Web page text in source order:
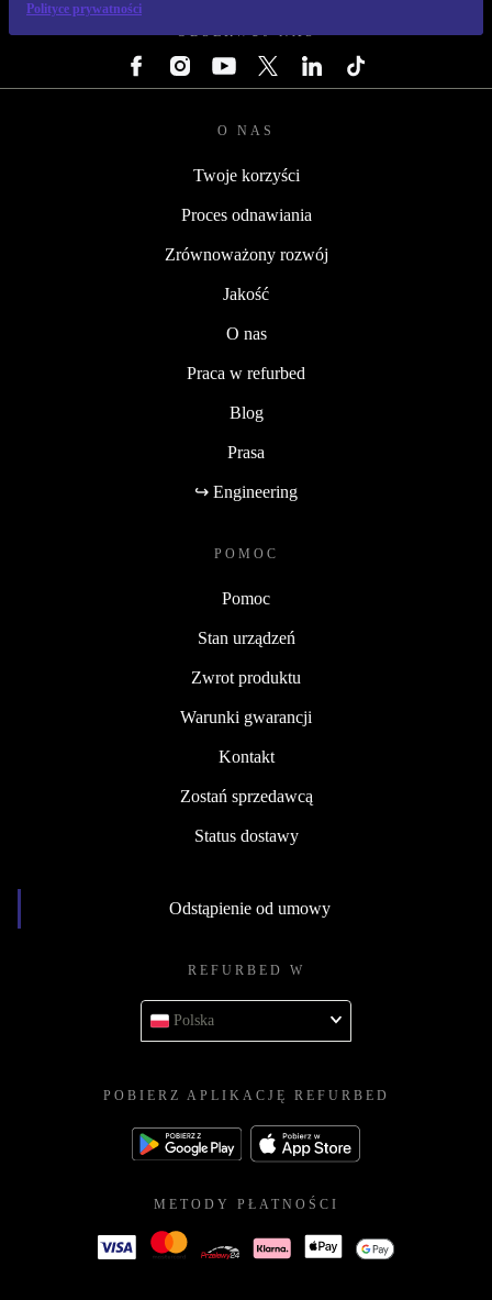
Polityce prywatności
OBSERWUJ NAS
O NAS
Twoje korzyści
Proces odnawiania
Zrównoważony rozwój
Jakość
O nas
Praca w refurbed
Blog
Prasa
↪ Engineering
POMOC
Pomoc
Stan urządzeń
Zwrot produktu
Warunki gwarancji
Kontakt
Zostań sprzedawcą
Status dostawy
Odstąpienie od umowy
REFURBED W
Polska
POBIERZ APLIKACJĘ REFURBED
METODY PŁATNOŚCI